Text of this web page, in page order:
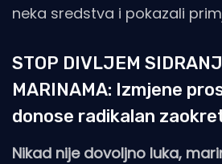
neka sredstva i pokazali
STOP DIVLJEM
MARINAMA: Izmjene
donose radikalan
Nikad nije dovoljno luka,